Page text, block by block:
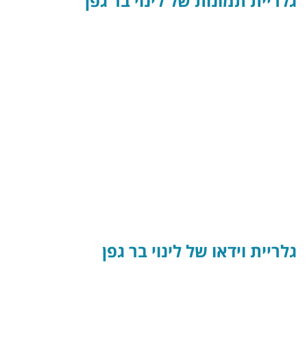
גלריית וידאו של לינוי בר גפן